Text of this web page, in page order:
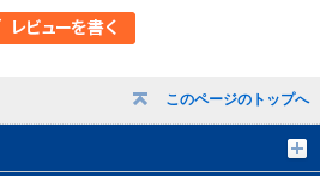
このページのトップへ